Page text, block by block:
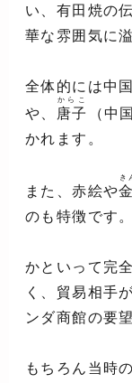
い、有田焼の
華な雰囲気に
全体的には中
や、 唐子
からこ
（中
かれます。
また、赤絵や
き
のも特徴です。
かといって完
く、貿易相手
ンダ商館の要
もちろん当時